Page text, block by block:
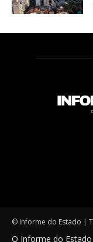
© Informe do Estado |
O Informe do Estado